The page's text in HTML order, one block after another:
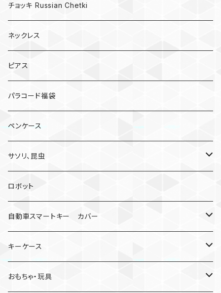
AirTagキーリング
チョッキ Russian Chetki
ネックレス
ピアス
パラコード福袋
ペンケース
サソリ、昆虫
サソリ
クモ
ロボット
自動車スマートキー カバー
日産
キーケース
MDF材
おもちゃ・玩具